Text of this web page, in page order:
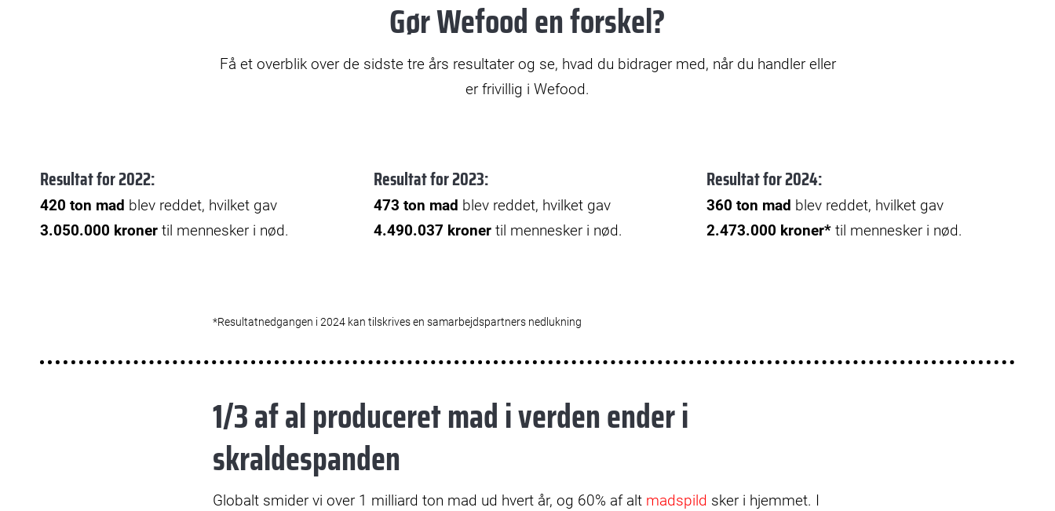
e
o
Gør Wefood en forskel?
Få et overblik over de sidste tre års resultater og se, hvad du bidrager med, når du handler eller
er frivillig i Wefood.
Resultat for 2022:
420 ton mad blev reddet, hvilket gav
3.050.000 kroner til mennesker i nød.
Resultat for 2023:
473 ton mad blev reddet, hvilket gav
4.490.037 kroner til mennesker i nød.
Resultat for 2024:
360 ton mad blev reddet, hvilket gav
2.473.000 kroner* til mennesker i nød.
*Resultatnedgangen i 2024 kan tilskrives en samarbejdspartners nedlukning
1/3 af al produceret mad i verden ender i
skraldespanden
Globalt smider vi over 1 milliard ton mad ud hvert år, og 60% af alt madspild sker i hjemmet. I